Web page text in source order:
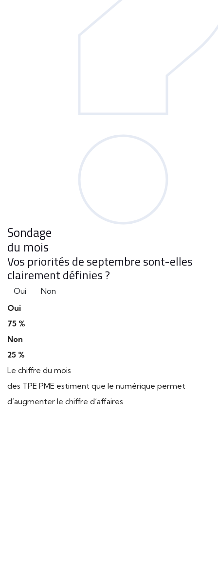
Sondage
du mois
Vos priorités de septembre sont-elles
clairement définies ?
Oui
Non
Oui
75 %
Non
25 %
Le chiffre du mois
des TPE PME estiment que le numérique permet
d’augmenter le chiffre d’affaires